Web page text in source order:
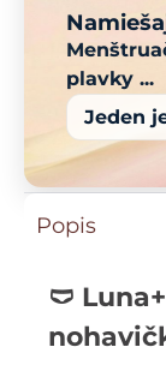
plavky ...
Jeden
Popis
🩲